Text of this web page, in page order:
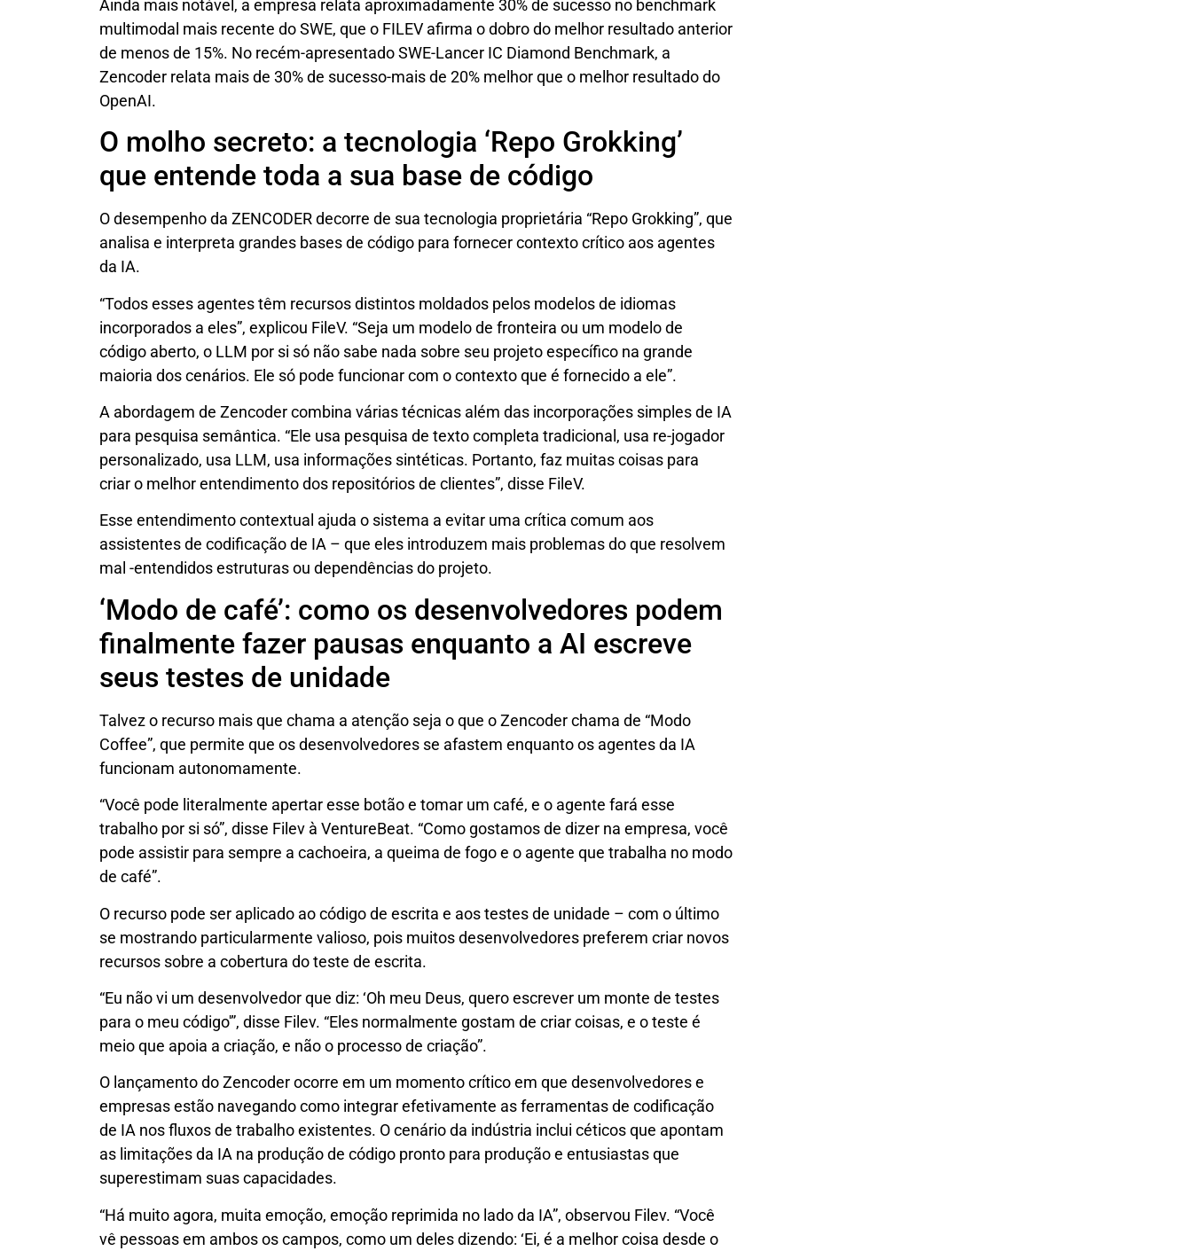
Ainda mais notável, a empresa relata aproximadamente 30% de sucesso no benchmark
multimodal mais recente do SWE, que o FILEV afirma o dobro do melhor resultado anterior
de menos de 15%. No recém-apresentado SWE-Lancer IC Diamond Benchmark, a
Zencoder relata mais de 30% de sucesso-mais de 20% melhor que o melhor resultado do
OpenAI.
O molho secreto: a tecnologia ‘Repo Grokking’
que entende toda a sua base de código
O desempenho da ZENCODER decorre de sua tecnologia proprietária “Repo Grokking”, que
analisa e interpreta grandes bases de código para fornecer contexto crítico aos agentes
da IA.
“Todos esses agentes têm recursos distintos moldados pelos modelos de idiomas
incorporados a eles”, explicou FileV. “Seja um modelo de fronteira ou um modelo de
código aberto, o LLM por si só não sabe nada sobre seu projeto específico na grande
maioria dos cenários. Ele só pode funcionar com o contexto que é fornecido a ele”.
A abordagem de Zencoder combina várias técnicas além das incorporações simples de IA
para pesquisa semântica. “Ele usa pesquisa de texto completa tradicional, usa re-jogador
personalizado, usa LLM, usa informações sintéticas. Portanto, faz muitas coisas para
criar o melhor entendimento dos repositórios de clientes”, disse FileV.
Esse entendimento contextual ajuda o sistema a evitar uma crítica comum aos
assistentes de codificação de IA – que eles introduzem mais problemas do que resolvem
mal -entendidos estruturas ou dependências do projeto.
‘Modo de café’: como os desenvolvedores podem
finalmente fazer pausas enquanto a AI escreve
seus testes de unidade
Talvez o recurso mais que chama a atenção seja o que o Zencoder chama de “Modo
Coffee”, que permite que os desenvolvedores se afastem enquanto os agentes da IA ​​
funcionam autonomamente.
“Você pode literalmente apertar esse botão e tomar um café, e o agente fará esse
trabalho por si só”, disse Filev à VentureBeat. “Como gostamos de dizer na empresa, você
pode assistir para sempre a cachoeira, a queima de fogo e o agente que trabalha no modo
de café”.
O recurso pode ser aplicado ao código de escrita e aos testes de unidade – com o último
se mostrando particularmente valioso, pois muitos desenvolvedores preferem criar novos
recursos sobre a cobertura do teste de escrita.
“Eu não vi um desenvolvedor que diz: ‘Oh meu Deus, quero escrever um monte de testes
para o meu código'”, disse Filev. “Eles normalmente gostam de criar coisas, e o teste é
meio que apoia a criação, e não o processo de criação”.
O lançamento do Zencoder ocorre em um momento crítico em que desenvolvedores e
empresas estão navegando como integrar efetivamente as ferramentas de codificação
de IA nos fluxos de trabalho existentes. O cenário da indústria inclui céticos que apontam
as limitações da IA ​​na produção de código pronto para produção e entusiastas que
superestimam suas capacidades.
“Há muito agora, muita emoção, emoção reprimida no lado da IA”, observou Filev. “Você
vê pessoas em ambos os campos, como um deles dizendo: ‘Ei, é a melhor coisa desde o